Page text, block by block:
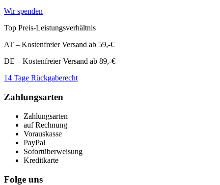
Wir spenden
Top Preis-Leistungsverhältnis
AT – Kostenfreier Versand ab 59,-€
DE – Kostenfreier Versand ab 89,-€
14 Tage Rückgaberecht
Zahlungsarten
Zahlungsarten
auf Rechnung
Vorauskasse
PayPal
Sofortüberweisung
Kreditkarte
Folge uns